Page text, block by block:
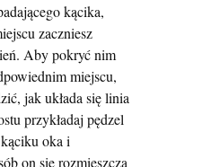
kącika,
zaczniesz
Aby pokryć nim
miejscu,
jak układa się linia
przykładaj pędzel
oka i
on się rozmieszcza